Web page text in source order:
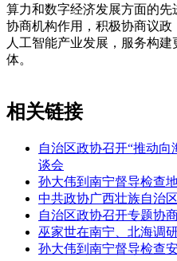
算力和数字经济发展方面的
协商机构作用，积极协商议
人工智能产业发展，服务构
体。
相关链接
自治区政协召开“推动
谈会
孙大伟到南宁督导检查
中共政协广西壮族自治
自治区政协召开专题协
巫家世在南宁、北海调
孙大伟到南宁督导检查